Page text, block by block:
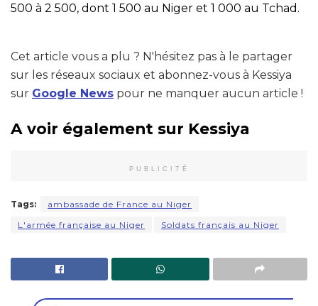
500 à 2 500, dont 1 500 au Niger et 1 000 au Tchad.
Cet article vous a plu ? N'hésitez pas à le partager
sur les réseaux sociaux et abonnez-vous à Kessiya
sur Google News pour ne manquer aucun article !
A voir également sur Kessiya
PUBLICITÉ
Tags:
ambassade de France au Niger
L'armée française au Niger
Soldats français au Niger